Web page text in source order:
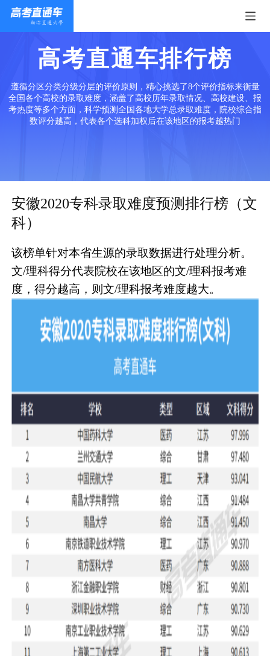
高考直通车排行榜
遵循分区分类分级分层的评价原则，精心挑选了8个评价指标来衡量
全国各个高校的录取难度，涵盖了高校历年录取情况、高校建设、报
考热度等多个方面，科学预测全国各地大学总录取难度，院校综合指
数评分越高，代表各个选科加权后在该地区的报考越热门
安徽2020专科录取难度预测排行榜（文
科）
该榜单针对本省生源的录取数据进行处理分析。
文/理科得分代表院校在该地区的文/理科报考难
度，得分越高，则文/理科报考难度越大。